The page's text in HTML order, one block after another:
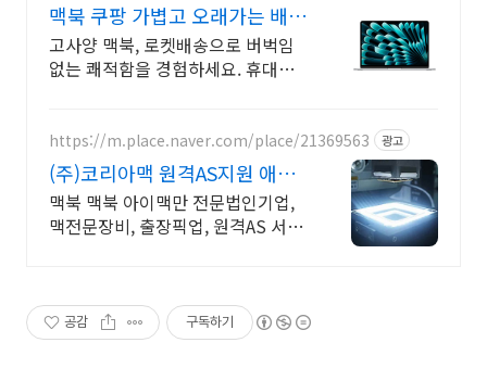
맥북 쿠팡 가볍고 오래가는 배터
리
고사양 맥북, 로켓배송으로 버벅임
없는 쾌적함을 경험하세요. 휴대성
https://m.place.naver.com/place/21369563 광고
(주)코리아맥 원격AS지원 애플
정식자격보유 신속출장점검
맥북 맥북 아이맥만 전문법인기업,
맥전문장비, 출장픽업, 원격AS 서울,
공감 구독하기